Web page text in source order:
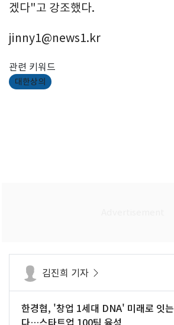
겠다"고 강조했다.
jinny1@news1.kr
관련 키워드
대한상의
김진희 기자
한경협, '창업 1세대 DNA' 미래로 잇는